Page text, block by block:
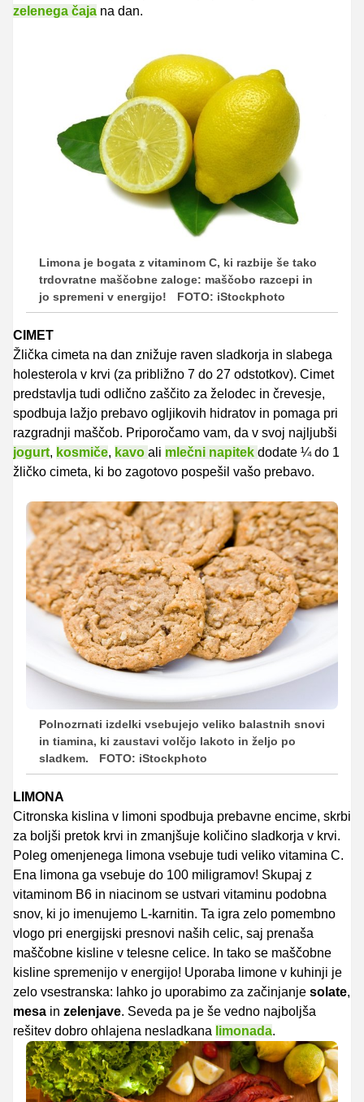
zelenega čaja na dan.
Limona je bogata z vitaminom C, ki razbije še tako
trdovratne maščobne zaloge: maščobo razcepi in
jo spremeni v energijo!
FOTO: iStockphoto
CIMET
Žlička cimeta na dan znižuje raven sladkorja in slabega
holesterola v krvi (za približno 7 do 27 odstotkov). Cimet
predstavlja tudi odlično zaščito za želodec in črevesje,
spodbuja lažjo prebavo ogljikovih hidratov in pomaga pri
razgradnji maščob. Priporočamo vam, da v svoj najljubši
jogurt, kosmiče, kavo ali mlečni napitek dodate ¼ do 1
žličko cimeta, ki bo zagotovo pospešil vašo prebavo.
Polnozrnati izdelki vsebujejo veliko balastnih snovi
in tiamina, ki zaustavi volčjo lakoto in željo po
sladkem.
FOTO: iStockphoto
LIMONA
Citronska kislina v limoni spodbuja prebavne encime, skrbi
za boljši pretok krvi in zmanjšuje količino sladkorja v krvi.
Poleg omenjenega limona vsebuje tudi veliko vitamina C.
Ena limona ga vsebuje do 100 miligramov! Skupaj z
vitaminom B6 in niacinom se ustvari vitaminu podobna
snov, ki jo imenujemo L-karnitin. Ta igra zelo pomembno
vlogo pri energijski presnovi naših celic, saj prenaša
maščobne kisline v telesne celice. In tako se maščobne
kisline spremenijo v energijo! Uporaba limone v kuhinji je
zelo vsestranska: lahko jo uporabimo za začinjanje solate,
mesa in zelenjave. Seveda pa je še vedno najboljša
rešitev dobro ohlajena nesladkana limonada.